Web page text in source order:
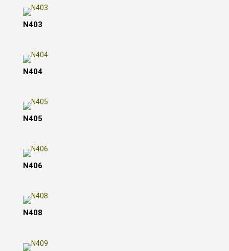
N403
N404
N405
N406
N408